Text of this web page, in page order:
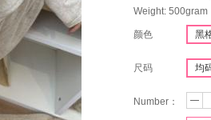
Weight: 500gram
颜色 黑
尺码 均
Number：